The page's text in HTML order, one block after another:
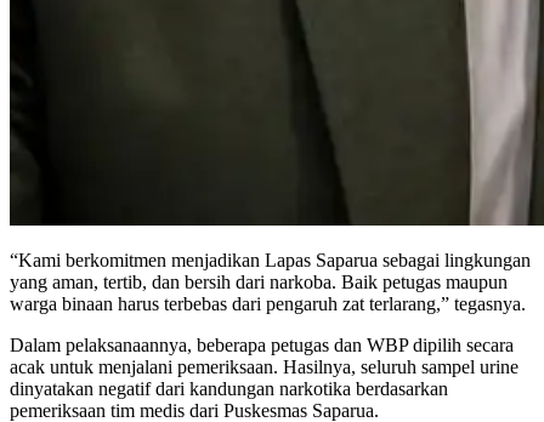
“Kami berkomitmen menjadikan Lapas Saparua sebagai lingkungan
yang aman, tertib, dan bersih dari narkoba. Baik petugas maupun
warga binaan harus terbebas dari pengaruh zat terlarang,” tegasnya.
Dalam pelaksanaannya, beberapa petugas dan WBP dipilih secara
acak untuk menjalani pemeriksaan. Hasilnya, seluruh sampel urine
dinyatakan negatif dari kandungan narkotika berdasarkan
pemeriksaan tim medis dari Puskesmas Saparua.